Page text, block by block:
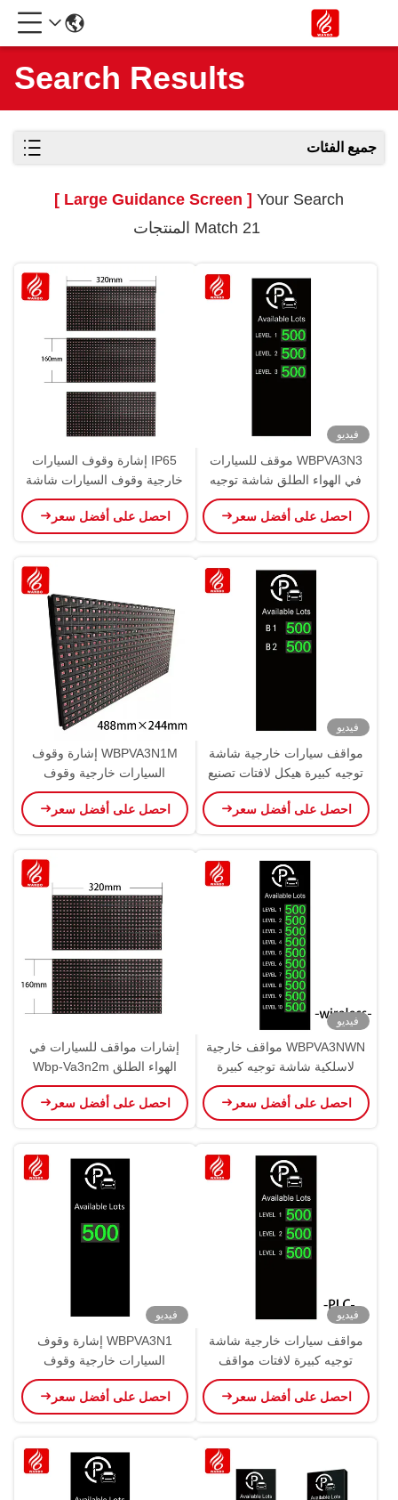
Search Results
جميع الفئات
Your Search
[ Large Guidance Screen ]
فيديو
WBPVA3N3 موقف للسيارات
في الهواء الطلق شاشة توجيه
كبيرة OEM ODM
احصل على أفضل سعر
IP65 إشارة وقوف السيارات
خارجية وقوف السيارات شاشة
توجيه كبيرة OEM ODM
احصل على أفضل سعر
فيديو
مواقف سيارات خارجية شاشة
توجيه كبيرة هيكل لافتات تصنيع
المعدات الأصلية وتصنيع التصميم
الأصلي
احصل على أفضل سعر
WBPVA3N1M إشارة وقوف
السيارات خارجية وقوف
السيارات شاشة توجيه كبيرة
OEM ODM
احصل على أفضل سعر
فيديو
WBPVA3NWN مواقف خارجية
لاسلكية شاشة توجيه كبيرة
OEM ODM
احصل على أفضل سعر
إشارات مواقف للسيارات في
الهواء الطلق Wbp-Va3n2m
شاشة توجيه كبيرة OEM ODM
احصل على أفضل سعر
فيديو
مواقف سيارات خارجية شاشة
توجيه كبيرة لافتات مواقف
السيارات WBPVA3N3P OEM
ODM
احصل على أفضل سعر
فيديو
WBPVA3N1 إشارة وقوف
السيارات خارجية وقوف
السيارات شاشة توجيه كبيرة
OEM ODM
احصل على أفضل سعر